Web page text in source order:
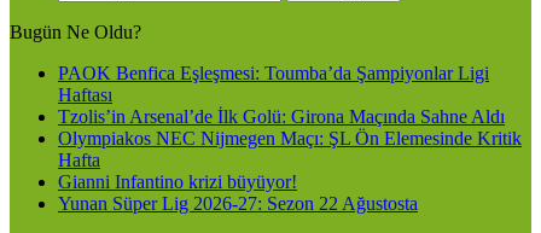
Bugün Ne Oldu?
PAOK Benfica Eşleşmesi: Toumba’da Şampiyonlar Ligi
Haftası
Tzolis’in Arsenal’de İlk Golü: Girona Maçında Sahne Aldı
Olympiakos NEC Nijmegen Maçı: ŞL Ön Elemesinde Kritik
Hafta
Gianni Infantino krizi büyüyor!
Yunan Süper Lig 2026-27: Sezon 22 Ağustosta